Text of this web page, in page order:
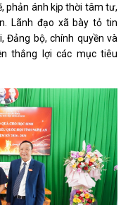
phản ánh kịp thời tâm tư,
Lãnh đạo xã bày tỏ tin
Đảng bộ, chính quyền và
thắng lợi các mục tiêu